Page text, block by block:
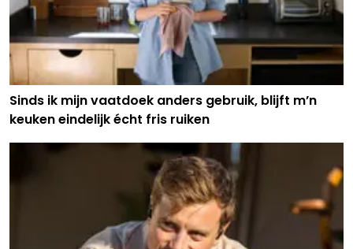
Sinds ik mijn vaatdoek anders gebruik, blijft m’n
keuken eindelijk écht fris ruiken